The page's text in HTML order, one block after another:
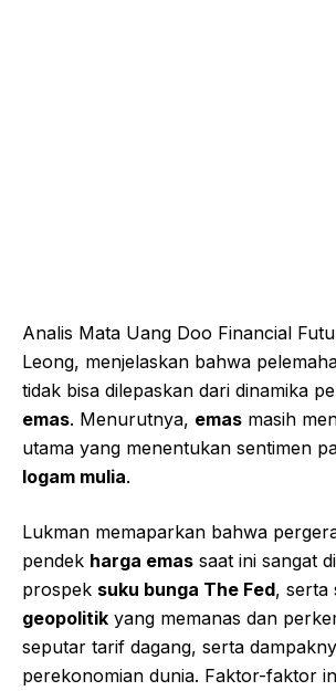
Analis Mata Uang Doo Financial
Leong, menjelaskan bahwa
tidak bisa dilepaskan dari dinamika
emas. Menurutnya, emas masih
utama yang menentukan sentimen
logam mulia.
Lukman memaparkan bahwa
pendek harga emas saat ini sangat
prospek suku bunga The Fed, serta
geopolitik yang memanas dan
seputar tarif dagang, serta
perekonomian dunia. Faktor-faktor